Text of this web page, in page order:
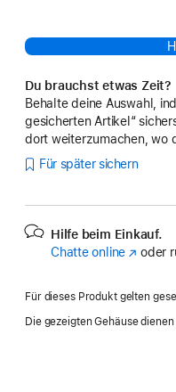
Du brauchst etwas Zeit?
Behalte deine Auswahl,
gesicherten Artikel“
dort weiterzumachen, wo
Für später sichern
Hilfe beim Einkauf.
Chatte online (Öffnet
Fenster)
oder
Für dieses Produkt gelten
Die gezeigten Gehäuse